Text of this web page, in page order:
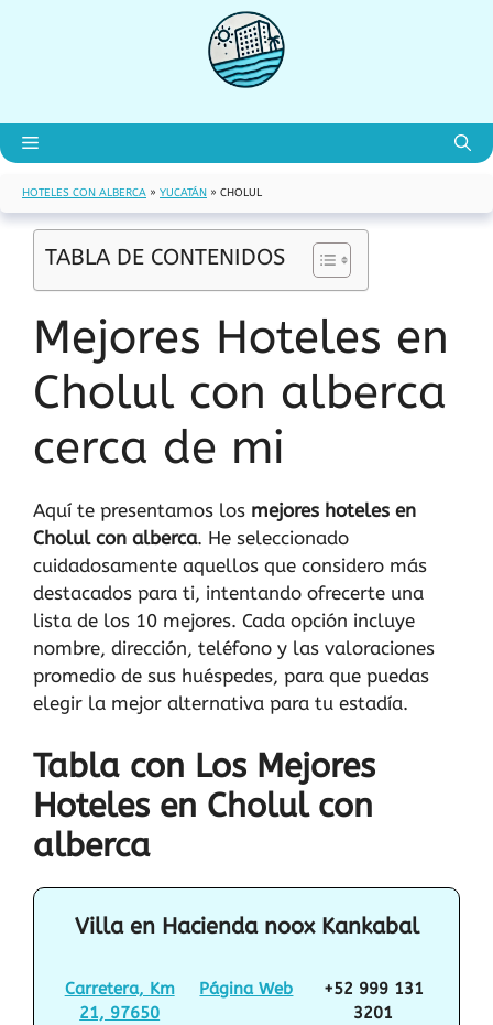
Menú
HOTELES CON ALBERCA » YUCATÁN » CHOLUL
TABLA DE CONTENIDOS
Mejores Hoteles en
Cholul con alberca
cerca de mi
Aquí te presentamos los mejores hoteles en
Cholul con alberca. He seleccionado
cuidadosamente aquellos que considero más
destacados para ti, intentando ofrecerte una
lista de los 10 mejores. Cada opción incluye
nombre, dirección, teléfono y las valoraciones
promedio de sus huéspedes, para que puedas
elegir la mejor alternativa para tu estadía.
Tabla con Los Mejores
Hoteles en Cholul con
alberca
Villa en Hacienda noox Kankabal
Carretera, Km
21, 97650
Página Web
+52 999 131
3201